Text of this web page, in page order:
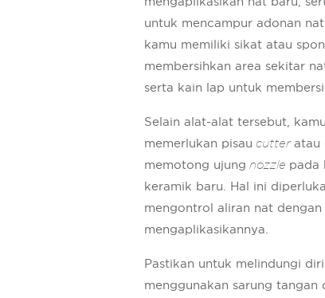
untuk mencampur adonan
kamu memiliki sikat atau
membersihkan area sekitar
serta kain lap untuk
Selain alat-alat tersebut,
memerlukan pisau cutteratau
memotong ujung nozzle pada
keramik baru. Hal ini
mengontrol aliran nat
mengaplikasikannya.
Pastikan untuk melindungi
menggunakan sarung tangan